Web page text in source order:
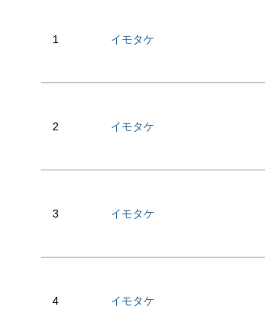
1 イモタケ
2 イモタケ
3 イモタケ
4 イモタケ